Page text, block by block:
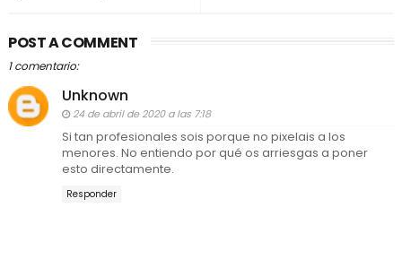
POST A COMMENT
1 comentario:
Unknown
24 de abril de 2020 a las 7:18
Si tan profesionales sois porque no pixelais a los
menores. No entiendo por qué os arriesgas a poner
esto directamente.
Responder